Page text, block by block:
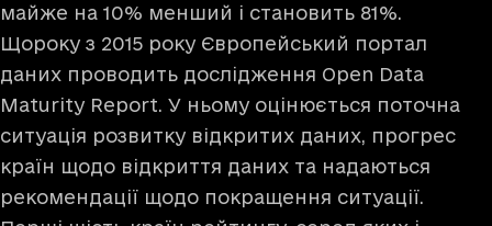
майже на 10% менший і становить 81%.
Щороку з 2015 року Європейський портал
даних проводить дослідження Open Data
Maturity Report. У ньому оцінюється поточна
ситуація розвитку відкритих даних, прогрес
країн щодо відкриття даних та надаються
рекомендації щодо покращення ситуації.